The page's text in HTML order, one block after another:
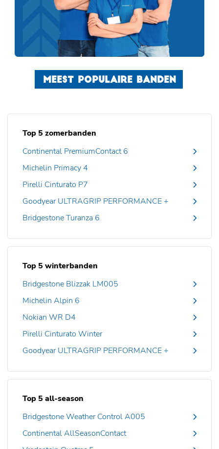
MEEST POPULAIRE BANDEN
Top 5 zomerbanden
Continental PremiumContact 6
Michelin Primacy 4
Pirelli Cinturato P7
Goodyear ULTRAGRIP PERFORMANCE +
Bridgestone Turanza 6
Top 5 winterbanden
Bridgestone Blizzak LM005
Michelin Alpin 6
Nokian WR D4
Pirelli Cinturato Winter
Goodyear ULTRAGRIP PERFORMANCE +
Top 5 all-season
Bridgestone Weather Control A005
Continental AllSeasonContact